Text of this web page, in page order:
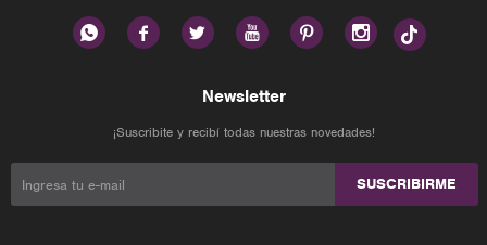
     
Newsletter
¡Suscribite y recibí todas nuestras novedades!
SUSCRIBIRME